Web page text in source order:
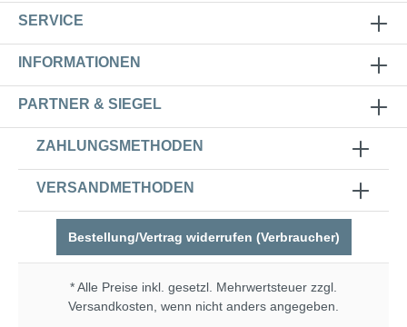
SERVICE
INFORMATIONEN
PARTNER & SIEGEL
ZAHLUNGSMETHODEN
VERSANDMETHODEN
Bestellung/Vertrag widerrufen (Verbraucher)
* Alle Preise inkl. gesetzl. Mehrwertsteuer zzgl.
Versandkosten , wenn nicht anders angegeben.